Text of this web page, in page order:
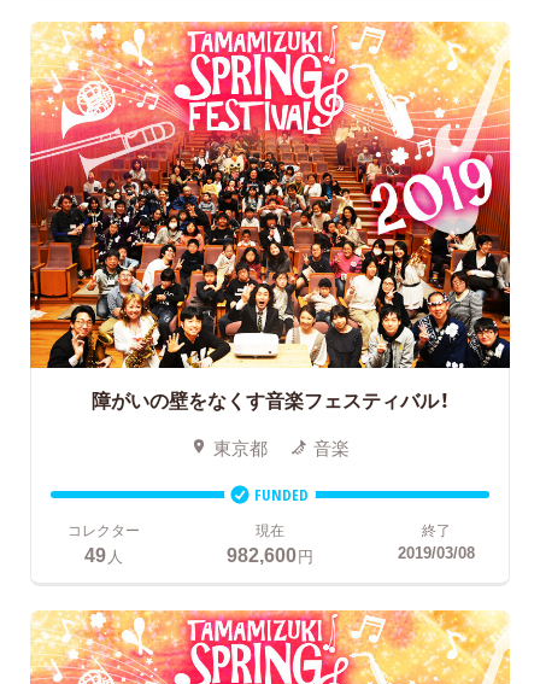
障がいの壁をなくす音楽フェスティバル！
東京都 音楽
FUNDED
コレクター
49人
現在
982,600円
終了
2019/03/08